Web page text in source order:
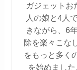
ガジェットお
人の娘と4人
きながら、6
除を楽々こな
をもっと多く
を始めまし